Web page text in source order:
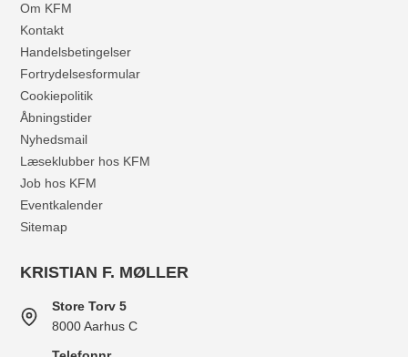
Om KFM
Kontakt
Handelsbetingelser
Fortrydelsesformular
Cookiepolitik
Åbningstider
Nyhedsmail
Læseklubber hos KFM
Job hos KFM
Eventkalender
Sitemap
KRISTIAN F. MØLLER
Store Torv 5
8000 Aarhus C